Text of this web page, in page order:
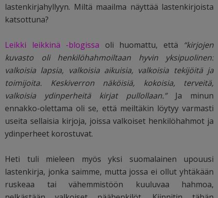
lastenkirjahyllyyn. Miltä maailma näyttää lastenkirjoista
katsottuna?
Leikki leikkinä -blogissa oli huomattu, että “kirjojen
kuvasto oli henkilöhahmoiltaan hyvin yksipuolinen:
valkoisia lapsia, valkoisia aikuisia, valkoisia tekijöitä ja
toimijoita. Keskiverron näköisiä, kokoisia, terveitä,
valkoisia ydinperheitä kirjat pullollaan.”Ja minun
ennakko-olettama oli se, että meiltäkin löytyy varmasti
useita sellaisia kirjoja, joissa valkoiset henkilöhahmot ja
ydinperheet korostuvat.
Heti tuli mieleen myös yksi suomalainen upouusi
lastenkirja, jonka saimme, mutta jossa ei ollut yhtäkään
ruskeaa tai vähemmistöön kuuluvaa hahmoa,